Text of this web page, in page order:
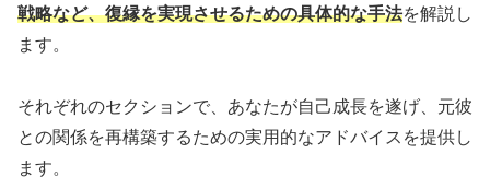
戦略など、復縁を実現させるための具体的な手法を解説し
ます。
それぞれのセクションで、あなたが自己成長を遂げ、元彼
との関係を再構築するための実用的なアドバイスを提供し
ます。